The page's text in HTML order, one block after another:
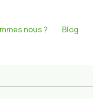
nous ? Blog